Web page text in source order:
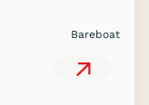
Bareboat